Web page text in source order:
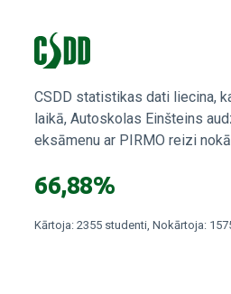
CSDD statistikas dati liecina,
laikā, Autoskolas Einšteins
eksāmenu ar PIRMO reizi
66,88%
Kārtoja: 2355 studenti, Nokārtoja: